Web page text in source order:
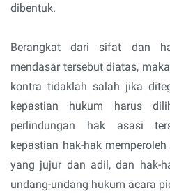
dibentuk.
Berangkat dari sifat dan
mendasar tersebut diatas,
kontra tidaklah salah jika
kepastian hukum harus
perlindungan hak asasi
kepastian hak-hak
yang jujur dan adil, dan hak-
undang-undang hukum acara